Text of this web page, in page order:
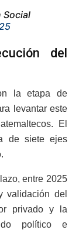
Social
del
la etapa de
levantar este
El
de siete ejes
entre 2025
validación del
privado y la
político e